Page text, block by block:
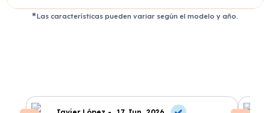
Las características pueden variar según el modelo y año.